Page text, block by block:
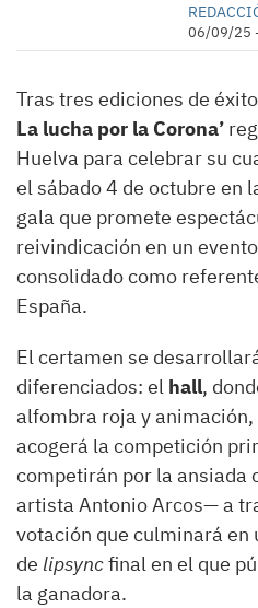
06/09/25
Tras tres ediciones de
La lucha por la Corona’
Huelva para celebrar su
el sábado 4 de octubre en
gala que promete
reivindicación en un
consolidado como
España.
El certamen se
diferenciados: el hall,
alfombra roja y animación,
acogerá la competición
competirán por la ansiada
artista Antonio Arcos— a
votación que culminará en
de lipsyncfinal en el que
la ganadora.